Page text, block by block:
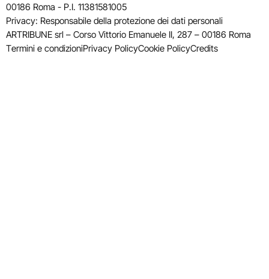
00186 Roma - P.I. 11381581005
Privacy: Responsabile della protezione dei dati personali
ARTRIBUNE srl – Corso Vittorio Emanuele II, 287 – 00186 Roma
Termini e condizioniPrivacy PolicyCookie PolicyCredits